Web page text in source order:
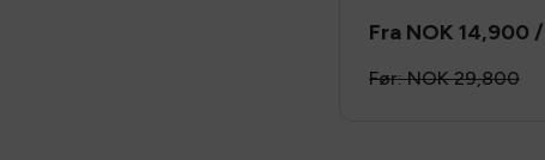
Fra NOK 14,900 /
Før:NOK 29,800